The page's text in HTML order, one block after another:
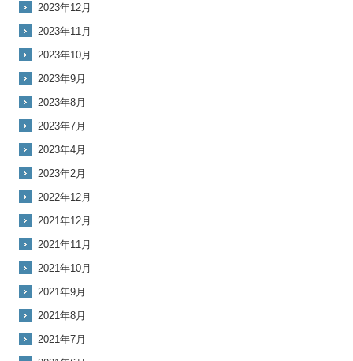
2023年12月
2023年11月
2023年10月
2023年9月
2023年8月
2023年7月
2023年4月
2023年2月
2022年12月
2021年12月
2021年11月
2021年10月
2021年9月
2021年8月
2021年7月